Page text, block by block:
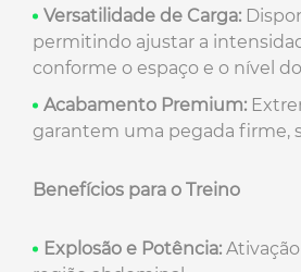
Versatilidade de Carga:
permitindo ajustar a
conforme o espaço e o nível
Acabamento Premium:
garantem uma pegada firme,
Benefícios para o Treino
Explosão e Potência: